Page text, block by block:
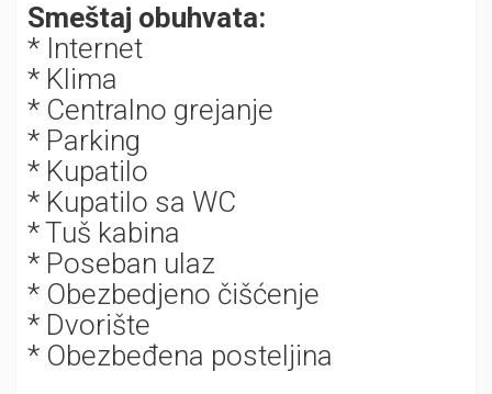
Smeštaj obuhvata:
* Internet
* Klima
* Centralno grejanje
* Parking
* Kupatilo
* Kupatilo sa WC
* Tuš kabina
* Poseban ulaz
* Obezbedjeno čišćenje
* Dvorište
* Obezbeđena posteljina